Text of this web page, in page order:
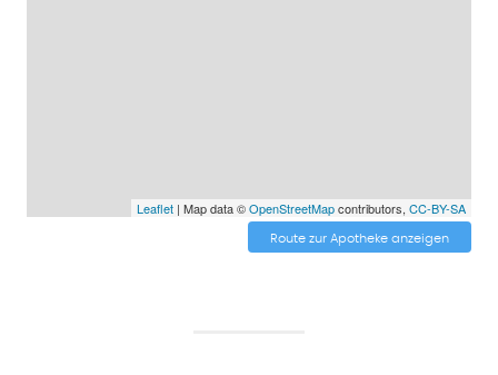
Leaflet| Map data ©OpenStreetMapcontributors, CC-BY-SA
Route zur Apotheke anzeigen